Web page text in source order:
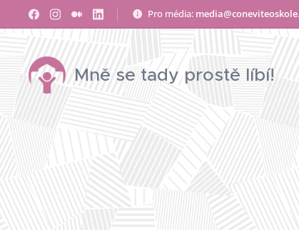
Pro média:
Mně se tady prostě líbí!